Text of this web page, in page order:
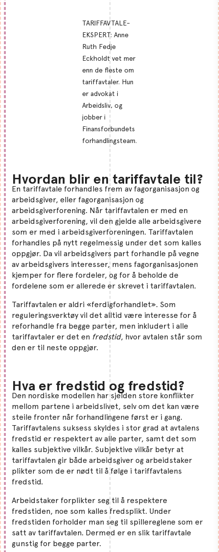
TARIFFAVTALE-
EKSPERT: Anne
Ruth Fedje
Eckholdt vet mer
enn de fleste om
tariffavtaler. Hun
er advokat i
Arbeidsliv, og
jobber i
Finansforbundets
forhandlingsteam.
Hvordan blir en tariffavtale til?
En tariffavtale forhandles frem av fagorganisasjon og
arbeidsgiver, eller fagorganisasjon og
arbeidsgiverforening. Når tariffavtalen er med en
arbeidsgiverforening, vil den gjelde alle arbeidsgivere
som er med i arbeidsgiverforeningen. Tariffavtalen
forhandles på nytt regelmessig under det som kalles
oppgjør. Da vil arbeidsgivers part forhandle på vegne
av arbeidsgivers interesser, mens fagorganisasjonen
kjemper for flere fordeler, og for å beholde de
fordelene som er allerede er skrevet i tariffavtalen.
Tariffavtalen er aldri «ferdigforhandlet». Som
reguleringsverktøy vil det alltid være interesse for å
reforhandle fra begge parter, men inkludert i alle
tariffavtaler er det en fredstid, hvor avtalen står som
den er til neste oppgjør.
Hva er fredstid og fredstid?
Den nordiske modellen har sjelden store konflikter
mellom partene i arbeidslivet, selv om det kan være
steile fronter når forhandlingene først er i gang.
Tariffavtalens suksess skyldes i stor grad at avtalens
fredstid er respektert av alle parter, samt det som
kalles subjektive vilkår. Subjektive vilkår betyr at
tariffavtalen gir både arbeidsgiver og arbeidstaker
plikter som de er nødt til å følge i tariffavtalens
fredstid.
Arbeidstaker forplikter seg til å respektere
fredstiden, noe som kalles fredsplikt. Under
fredstiden forholder man seg til spillereglene som er
satt av tariffavtalen. Dermed er en slik tariffavtale
gunstig for begge parter.